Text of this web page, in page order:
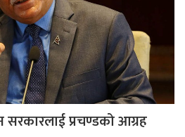
प्रचण्डको आग्रह